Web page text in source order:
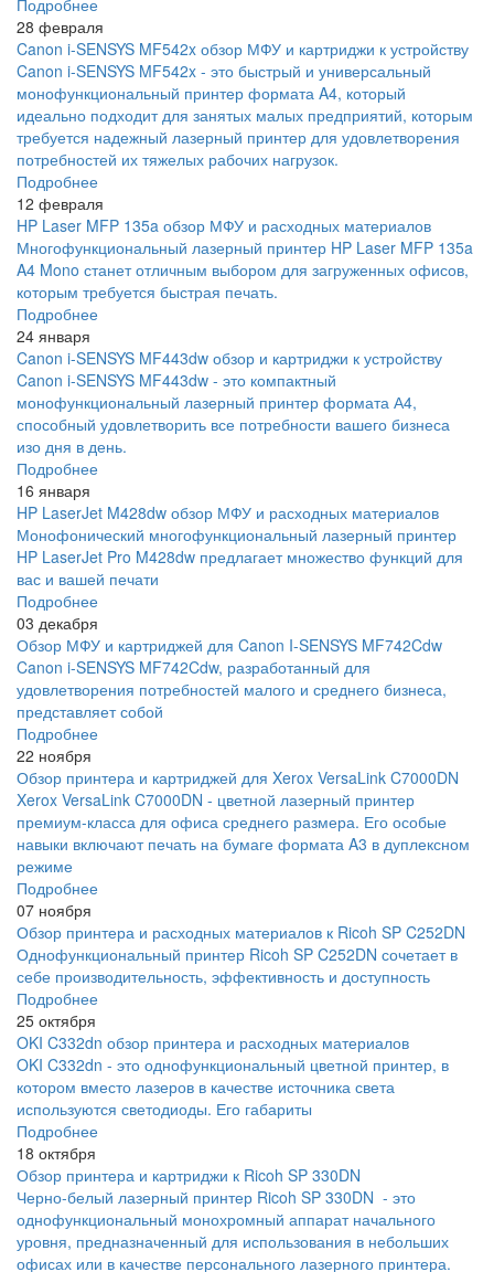
Подробнее
28 февраля
Canon i-SENSYS MF542x обзор МФУ и картриджи к устройству
Canon i-SENSYS MF542x - это быстрый и универсальный
монофункциональный принтер формата A4, который
идеально подходит для занятых малых предприятий, которым
требуется надежный лазерный принтер для удовлетворения
потребностей их тяжелых рабочих нагрузок.
Подробнее
12 февраля
HP Laser MFP 135a обзор МФУ и расходных материалов
Многофункциональный лазерный принтер HP Laser MFP 135a
A4 Mono станет отличным выбором для загруженных офисов,
которым требуется быстрая печать.
Подробнее
24 января
Canon i-SENSYS MF443dw обзор и картриджи к устройству
Canon i-SENSYS MF443dw - это компактный
монофункциональный лазерный принтер формата А4,
способный удовлетворить все потребности вашего бизнеса
изо дня в день.
Подробнее
16 января
HP LaserJet M428dw обзор МФУ и расходных материалов
Монофонический многофункциональный лазерный принтер
HP LaserJet Pro M428dw предлагает множество функций для
вас и вашей печати
Подробнее
03 декабря
Обзор МФУ и картриджей для Canon I-SENSYS MF742Cdw
Canon i-SENSYS MF742Cdw, разработанный для
удовлетворения потребностей малого и среднего бизнеса,
представляет собой
Подробнее
22 ноября
Обзор принтера и картриджей для Xerox VersaLink C7000DN
Xerox VersaLink C7000DN - цветной лазерный принтер
премиум-класса для офиса среднего размера. Его особые
навыки включают печать на бумаге формата A3 в дуплексном
режиме
Подробнее
07 ноября
Обзор принтера и расходных материалов к Ricoh SP C252DN
Однофункциональный принтер Ricoh SP C252DN сочетает в
себе производительность, эффективность и доступность
Подробнее
25 октября
OKI C332dn обзор принтера и расходных материалов
OKI C332dn - это однофункциональный цветной принтер, в
котором вместо лазеров в качестве источника света
используются светодиоды. Его габариты
Подробнее
18 октября
Обзор принтера и картриджи к Ricoh SP 330DN
Черно-белый лазерный принтер Ricoh SP 330DN - это
однофункциональный монохромный аппарат начального
уровня, предназначенный для использования в небольших
офисах или в качестве персонального лазерного принтера.